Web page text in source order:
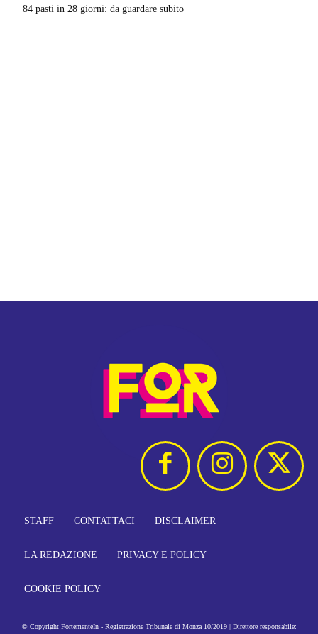
84 pasti in 28 giorni: da guardare subito
STAFF CONTATTACI DISCLAIMER
LA REDAZIONE PRIVACY E POLICY
COOKIE POLICY
© Copyright FortementeIn - Registrazione Tribunale di Monza 10/2019 | Direttore responsabile: